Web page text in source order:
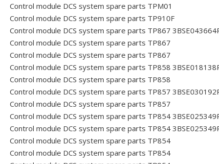
Control module DCS system spare parts TPM01
Control module DCS system spare parts TP910F
Control module DCS system spare parts TP867
Control module DCS system spare parts TP867
Control module DCS system spare parts TP867
Control module DCS system spare parts TP858
Control module DCS system spare parts TP858
Control module DCS system spare parts TP857
Control module DCS system spare parts TP857
Control module DCS system spare parts TP854
Control module DCS system spare parts TP854
Control module DCS system spare parts TP854
Control module DCS system spare parts TP854